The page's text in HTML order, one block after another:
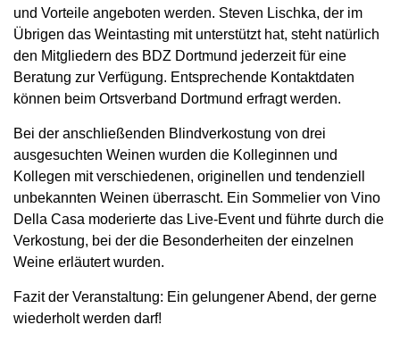
und Vorteile angeboten werden. Steven Lischka, der im
Übrigen das Weintasting mit unterstützt hat, steht natürlich
den Mitgliedern des BDZ Dortmund jederzeit für eine
Beratung zur Verfügung. Entsprechende Kontaktdaten
können beim Ortsverband Dortmund erfragt werden.
Bei der anschließenden Blindverkostung von drei
ausgesuchten Weinen wurden die Kolleginnen und
Kollegen mit verschiedenen, originellen und tendenziell
unbekannten Weinen überrascht. Ein Sommelier von Vino
Della Casa moderierte das Live-Event und führte durch die
Verkostung, bei der die Besonderheiten der einzelnen
Weine erläutert wurden.
Fazit der Veranstaltung: Ein gelungener Abend, der gerne
wiederholt werden darf!